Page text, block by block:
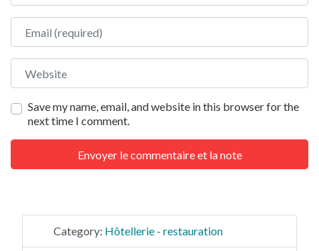
Email
Website
Save my name, email, and website in this browser for the
next time I comment.
Category: Hôtellerie - restauration